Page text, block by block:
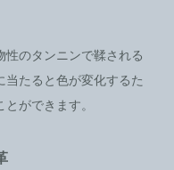
性のタンニンで鞣される
たると色が変化するた
ができます。